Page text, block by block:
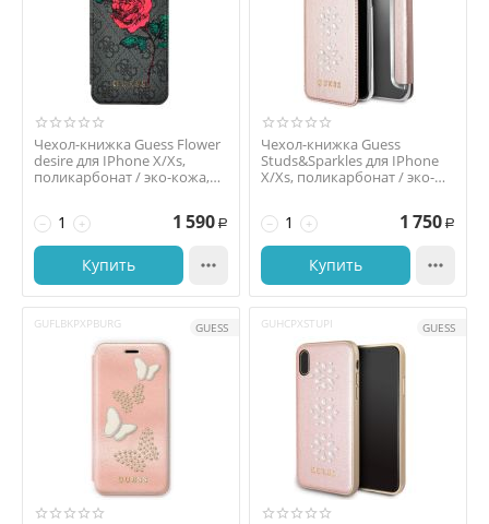
Чехол-книжка Guess Flower
desire для IPhone X/Xs,
поликарбонат / эко-кожа,
+
− 1 590 Р
Купить 
Чехол-книжка Guess
Studs&Sparkles для IPhone
X/Xs, поликарбонат / эко-
+
− 1 750 Р
Купить 
GUFLBKPXPBURG GUESS GUHCPXSTUPI GUESS